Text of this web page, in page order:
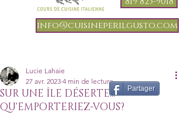
info@cuisineperilgusto.com
SUR UNE ÎLE DÉSERTE...
QU'EMPORTERIEZ-VOUS?
Lucie Lahaie
27 avr. 2023 4 min de lecture
Partager